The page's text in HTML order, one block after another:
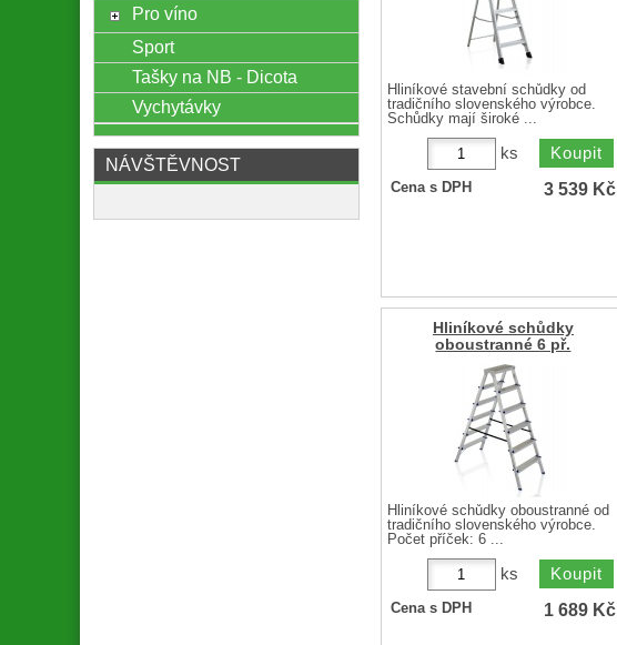
Hliníkové stavební schůdky od
tradičního slovenského výrobce.
Schůdky mají široké ...
ks
Cena s DPH 3 539 Kč
Hliníkové schůdky
oboustranné 6 př.
Hliníkové schůdky oboustranné od
tradičního slovenského výrobce.
Počet příček: 6 ...
ks
Cena s DPH 1 689 Kč
Pro víno
Sport
Tašky na NB - Dicota
Vychytávky
NÁVŠTĚVNOST